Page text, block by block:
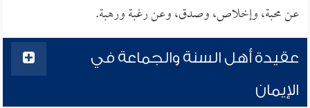
عن محبة، وإخلاص، وصدق، وعن رغبة ورهبة.
عقيدة أهل السنة والجماعة في
الإيمان